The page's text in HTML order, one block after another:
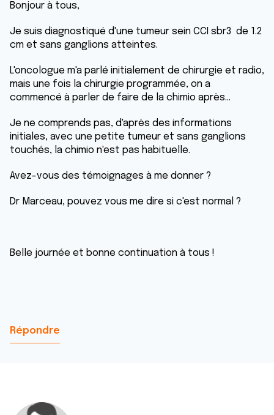
Bonjour à tous,
Je suis diagnostiqué d'une tumeur sein CCI sbr3 de 1.2
cm et sans ganglions atteintes.
L'oncologue m'a parlé initialement de chirurgie et radio,
mais une fois la chirurgie programmée, on a
commencé à parler de faire de la chimio après...
Je ne comprends pas, d'après des informations
initiales, avec une petite tumeur et sans ganglions
touchés, la chimio n'est pas habituelle.
Avez-vous des témoignages à me donner ?
Dr Marceau, pouvez vous me dire si c'est normal ?
Belle journée et bonne continuation à tous !
Répondre